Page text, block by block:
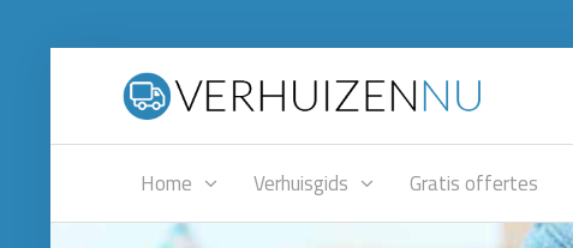
Home Verhuisgids Gratis offertes